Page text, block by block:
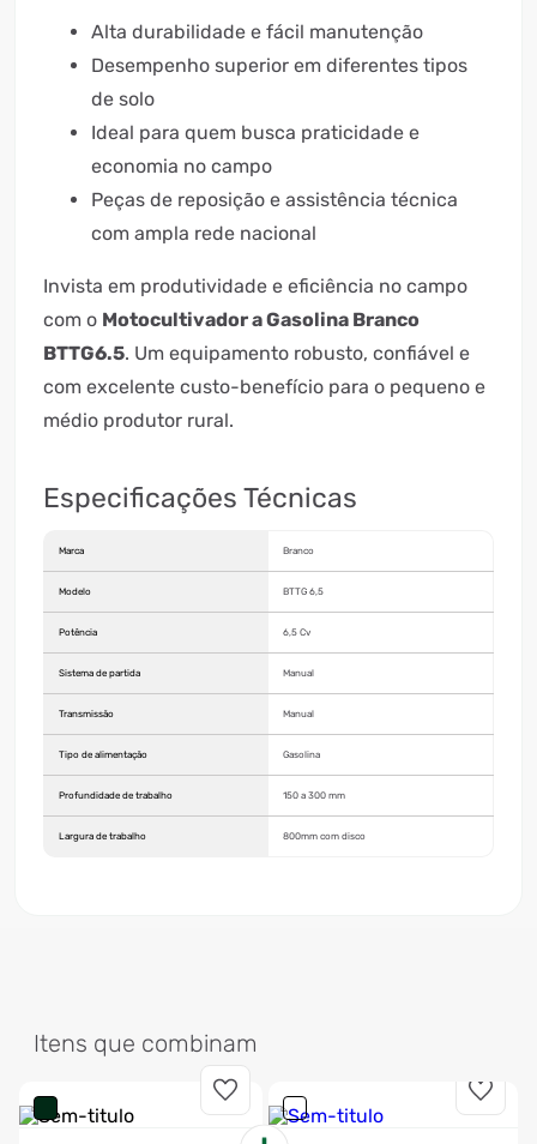
Alta durabilidade e fácil manutenção
Desempenho superior em diferentes tipos
de solo
Ideal para quem busca praticidade e
economia no campo
Peças de reposição e assistência técnica
com ampla rede nacional
Invista em produtividade e eficiência no campo
com o Motocultivador a Gasolina Branco
BTTG6.5. Um equipamento robusto, confiável e
com excelente custo-benefício para o pequeno e
médio produtor rural.
Especificações Técnicas
Marca Branco
Modelo BTTG 6,5
Potência 6,5 Cv
Sistema de partida Manual
Transmissão Manual
Tipo de alimentação Gasolina
Profundidade de trabalho 150 a 300 mm
Largura de trabalho 800mm com disco
Itens que combinam